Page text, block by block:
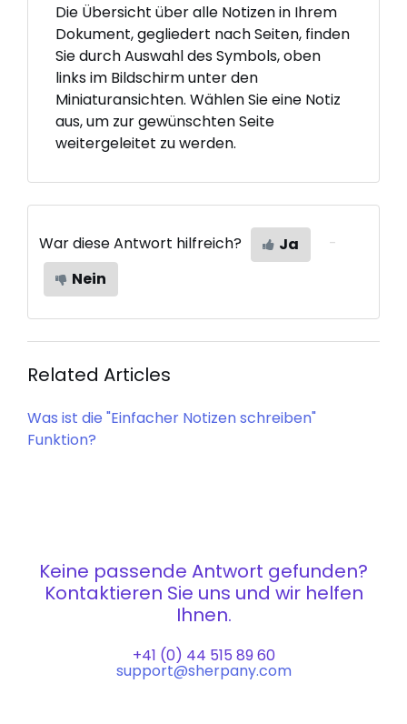
Die Übersicht über alle Notizen in Ihrem
Dokument, gegliedert nach Seiten, finden
Sie durch Auswahl des Symbols, oben
links im Bildschirm unter den
Miniaturansichten. Wählen Sie eine Notiz
aus, um zur gewünschten Seite
weitergeleitet zu werden.
War diese Antwort hilfreich?
Ja
Nein
Related Articles
Was ist die "Einfacher Notizen schreiben"
Funktion?
Keine passende Antwort gefunden?
Kontaktieren Sie uns und wir helfen
Ihnen.
+41 (0) 44 515 89 60
support@sherpany.com